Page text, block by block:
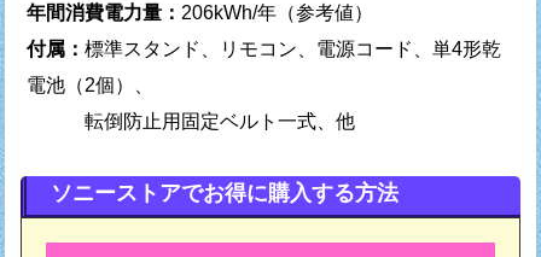
年間消費電力量： 206kWh/年（参考値）
付属： 標準スタンド、リモコン、電源コード、単4形乾
電池（2個）、
転倒防止用固定ベルト一式、他
ソニーストアでお得に購入する方法